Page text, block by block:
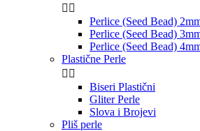
 
Perlice (Seed Bead)
Perlice (Seed Bead)
Perlice (Seed Bead)
Plastične Perle
 
Biseri Plastični
Gliter Perle
Slova i Brojevi
Pliš perle